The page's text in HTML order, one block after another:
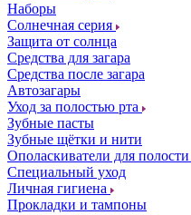
Наборы
Солнечная серия
Защита от солнца
Средства для загара
Средства после загара
Автозагары
Уход за полостью рта
Зубные пасты
Зубные щётки и нити
Ополаскиватели для полости
Специальный уход
Личная гигиена
Прокладки и тампоны